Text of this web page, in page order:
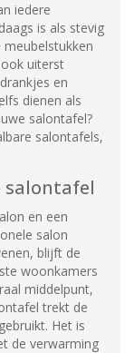
iedere
is als stevig
uiterst
en
dienen als
salontafel?
salontafels,
salontafel
en een
salon
blijft de
woonkamers
middelpunt,
trekt de
Het is
de verwarming